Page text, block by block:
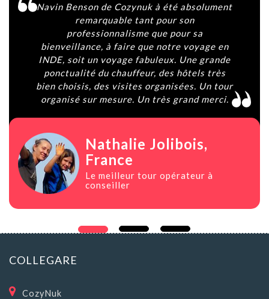
Benson de Cozynuk à été absolument
remarquable tant pour son
professionnalisme que pour sa
à faire que notre voyage en
soit un voyage fabuleux. Une grande
du chauffeur, des hôtels très
choisis, des visites organisées. Un tour
sur mesure. Un très grand merci.
Nathalie Jolibois,
France
Le meilleur tour opérateur à
conseiller
COLLEGARE
CozyNuk